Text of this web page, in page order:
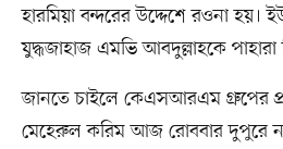
হারমিয়া বন্দরের উদ্দেশে রওনা হয়।
যুদ্ধজাহাজ এমভি আবদুল্লাহকে পাহারা
জানতে চাইলে কেএসআরএম গ্রুপের
মেহেরুল করিম আজ রোববার দুপুরে